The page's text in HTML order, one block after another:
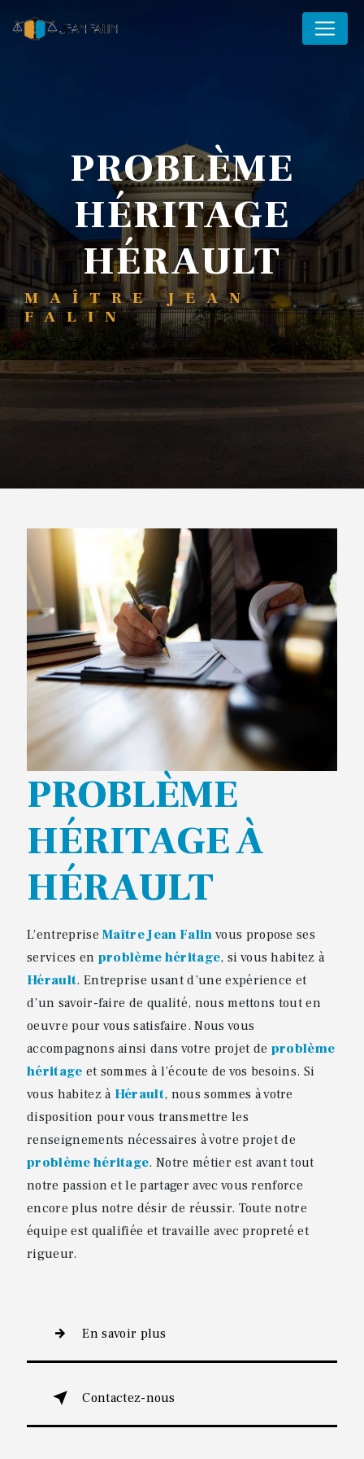
PROBLÈME
HÉRITAGE
HÉRAULT
MAÎTRE JEAN
FALIN
PROBLÈME
HÉRITAGE À
HÉRAULT
L’entrepriseMaître Jean Falin vous propose ses
services en problème héritage, si vous habitez à
Hérault. Entreprise usant d’une expérience et
d’un savoir-faire de qualité, nous mettons tout en
oeuvre pour vous satisfaire. Nous vous
accompagnons ainsi dans votre projet de problème
héritage et sommes à l’écoute de vos besoins. Si
vous habitez à Hérault, nous sommes à votre
disposition pour vous transmettre les
renseignements nécessaires à votre projet de
problème héritage. Notre métier est avant tout
notre passion et le partager avec vous renforce
encore plus notre désir de réussir. Toute notre
équipe est qualifiée et travaille avec propreté et
rigueur.
En savoir plus
Contactez-nous